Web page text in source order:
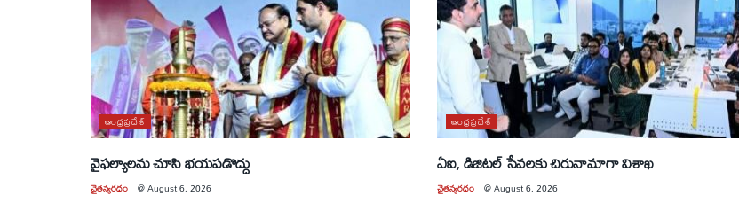
ఆంధ్రప్రదేశ్
వైఫల్యాలను చూసి భయపడొద్దు
చైతన్యరధం @August 6, 2026
ఆంధ్రప్రదేశ్
ఏఐ, డిజిటల్ సేవలకు చిరునామాగా విశాఖ
చైతన్యరధం @August 6, 2026